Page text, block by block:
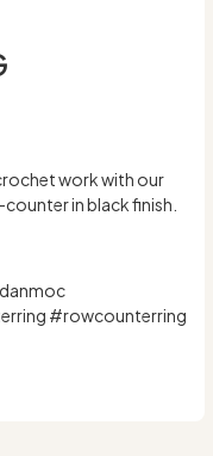
work with our
in black finish.
#rowcounterring